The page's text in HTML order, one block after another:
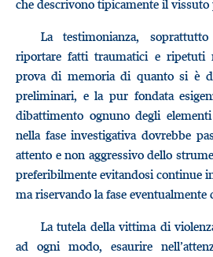
che descrivono tipicamente il vissuto
La testimonianza,
riportare fatti traumatici e ripetuti
prova di memoria di quanto si è
preliminari, e la pur fondata
dibattimento ognuno degli
nella fase investigativa dovrebbe
attento e non aggressivo dello
preferibilmente evitandosi continue
ma riservando la fase eventualmente
La tutela della vittima di
ad ogni modo, esaurire